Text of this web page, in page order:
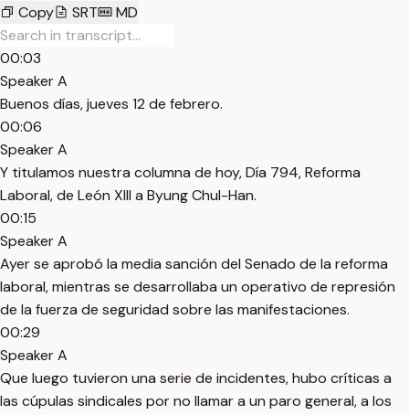
Copy
SRT MD
00:03
Speaker A
Buenos días, jueves 12 de febrero.
00:06
Speaker A
Y titulamos nuestra columna de hoy, Día 794, Reforma
Laboral, de León XIII a Byung Chul-Han.
00:15
Speaker A
Ayer se aprobó la media sanción del Senado de la reforma
laboral, mientras se desarrollaba un operativo de represión
de la fuerza de seguridad sobre las manifestaciones.
00:29
Speaker A
Que luego tuvieron una serie de incidentes, hubo críticas a
las cúpulas sindicales por no llamar a un paro general, a los